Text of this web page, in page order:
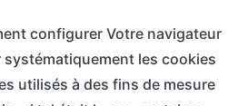
configurer Votre navigateur
systématiquement les cookies
utilisés à des fins de mesure